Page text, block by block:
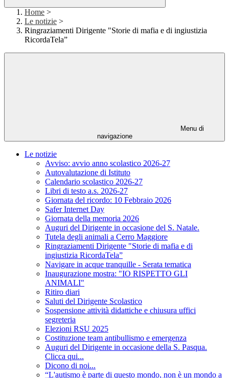
Home >
Le notizie >
Ringraziamenti Dirigente "Storie di mafia e di ingiustizia
RicordaTela”
Menu di
navigazione
Le notizie
Avviso: avvio anno scolastico 2026-27
Autovalutazione di Istituto
Calendario scolastico 2026-27
Libri di testo a.s. 2026-27
Giornata del ricordo: 10 Febbraio 2026
Safer Internet Day
Giornata della memoria 2026
Auguri del Dirigente in occasione del S. Natale.
Tutela degli animali a Cerro Maggiore
Ringraziamenti Dirigente "Storie di mafia e di
ingiustizia RicordaTela”
Navigare in acque tranquille - Serata tematica
Inaugurazione mostra: "IO RISPETTO GLI
ANIMALI"
Ritiro diari
Saluti del Dirigente Scolastico
Sospensione attività didattiche e chiusura uffici
segreteria
Elezioni RSU 2025
Costituzione team antibullismo e emergenza
Auguri del Dirigente in occasione della S. Pasqua.
Clicca qui...
Dicono di noi...
“L'autismo è parte di questo mondo, non è un mondo a